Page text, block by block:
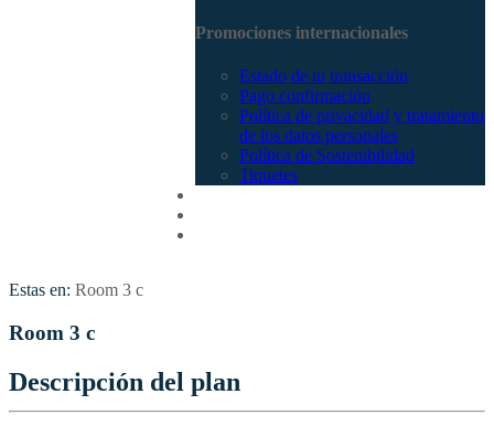
Promociones internacionales
Estado de tu transacción
Pago confirmación
Política de privacidad y tratamiento
de los datos personales
Política de Sostenibilidad
Tiquetes
Estas en: Room 3 c
Room 3 c
Descripción del plan